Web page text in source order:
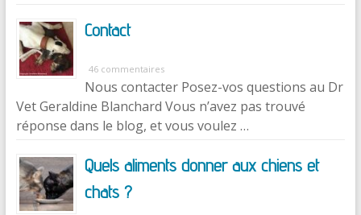
Contact
46 commentaires
Nous contacter Posez-vos questions au Dr
Vet Geraldine Blanchard Vous n’avez pas trouvé
réponse dans le blog, et vous voulez …
Quels aliments donner aux chiens et
chats ?